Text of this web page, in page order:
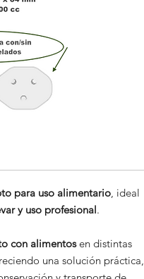
para uso alimentario, ideal
y uso profesional.
con alimentosen distintas
una solución práctica,